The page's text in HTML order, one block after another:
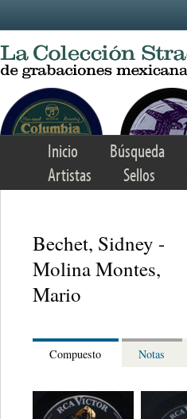
Inicio Búsqueda
Artistas
Sellos
Bechet, Sidney -
Molina Montes,
Mario
Compuesto Notas